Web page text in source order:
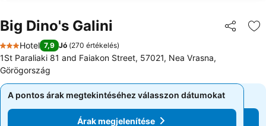
Big Dino's Galini
3 Kategória
Hotel 7,9 Jó (270 értékelés)
1St Paraliaki 81 and Faiakon Street, 57021, Nea Vrasna,
Görögország
A pontos árak megtekintéséhez válasszon dátumokat
Árak megjelenítése
A pontos árak megtekintéséhez válasszon dátumokat
Árak megjelenítése